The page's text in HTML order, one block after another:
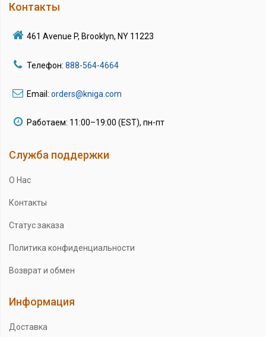
Контакты
461 Avenue P, Brooklyn, NY 11223
Телефон: 888-564-4664
Email: orders@kniga.com
Работаем: 11:00–19:00 (EST), пн-пт
Служба поддержки
О Нас
Контакты
Статус заказа
Политика конфиденциальности
Возврат и обмен
Информация
Доставка